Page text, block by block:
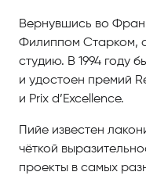
Вернувшись во
Филиппом Старком,
студию. В 1994 году
и удостоен премий
и Prix d’Excellence.
Пийе известен
чёткой
проекты в самых